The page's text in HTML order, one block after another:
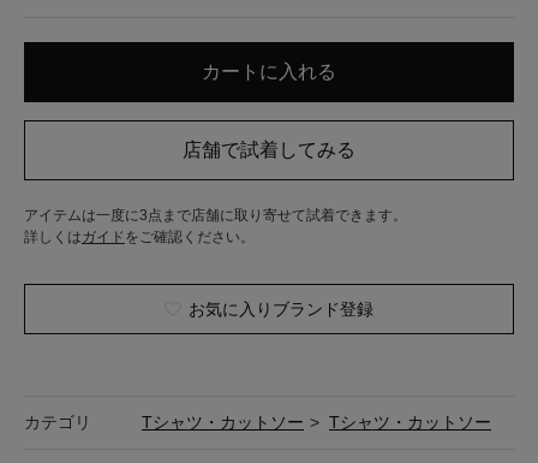
アイテムは一度に3点まで店舗に取り寄せて試着できます。
詳しくはガイド をご確認ください。
お気に入りブランド登録
カテゴリ Tシャツ・カットソー > Tシャツ・カットソー